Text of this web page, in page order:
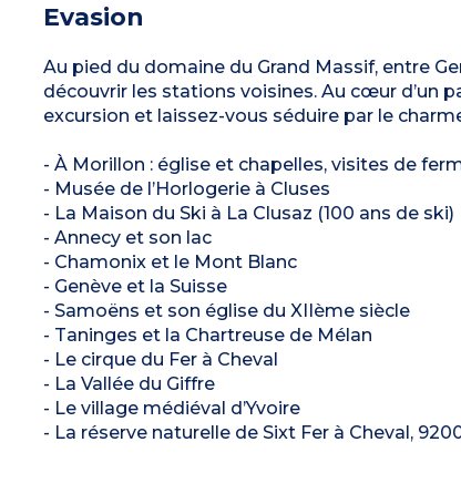
Evasion
Au pied du domaine du Grand Massif, entre
découvrir les stations voisines. Au cœur d’un
excursion et laissez-vous séduire par le
- À Morillon : église et chapelles, visites de
- Musée de l’Horlogerie à Cluses
- La Maison du Ski à La Clusaz (100 ans de ski)
- Annecy et son lac
- Chamonix et le Mont Blanc
- Genève et la Suisse
- Samoëns et son église du XIIème siècle
- Taninges et la Chartreuse de Mélan
- Le cirque du Fer à Cheval
- La Vallée du Giffre
- Le village médiéval d’Yvoire
- La réserve naturelle de Sixt Fer à Cheval,